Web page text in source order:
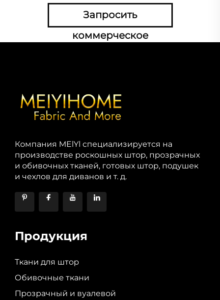
Запросить
коммерческое
Компания MElYl специализируется на
производстве роскошных штор, прозрачных
и обивочных тканей, готовых штор, подушек
и чехлов для диванов и т. д.
Продукция
Ткани для штор
Обивочные ткани
Прозрачный и вуалевой